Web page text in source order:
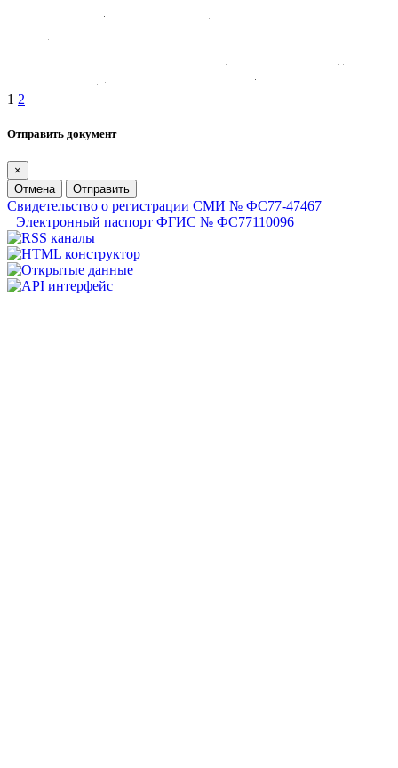
1 2
Отправить документ
×
Отмена
Отправить
Свидетельство о регистрации СМИ № ФС77-47467
Электронный паспорт ФГИС № ФС77110096